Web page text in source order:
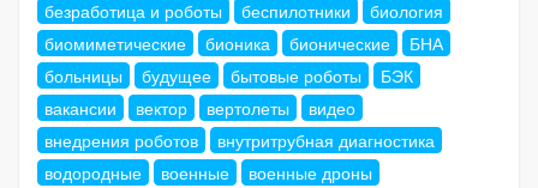
безработица и роботы
беспилотники
биология
биомиметические
бионика бионические
БНА
больницы
будущее бытовые роботы
БЭК
вакансии
вектор вертолеты
видео
внедрения роботов
внутритрубная диагностика
водородные
военные военные дроны